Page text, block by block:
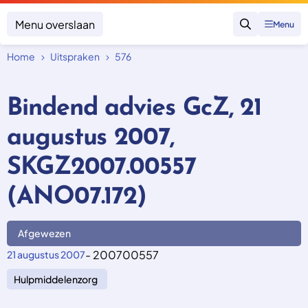
Menu overslaan
Zoeken
Menu
Onderwerpen
Zorgverzekering afsluiten
Zorgverzekering betalen
Vergoeding van zorg
Zorg in het buitenland
Nieuw in Nederland
Geen zorgverzekering
Focus en impact
Uitspraken
Trainingen
Over SKGZ
Nieuws
Vacatures
Home Uitspraken 576
Bindend advies GcZ, 21
augustus 2007,
SKGZ2007.00557
(ANO07.172)
Afgewezen
21 augustus 2007- 200700557
Hulpmiddelenzorg